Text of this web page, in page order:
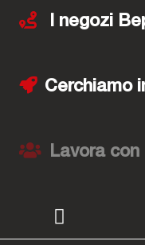
I negozi
Cerchiamo
Lavora con